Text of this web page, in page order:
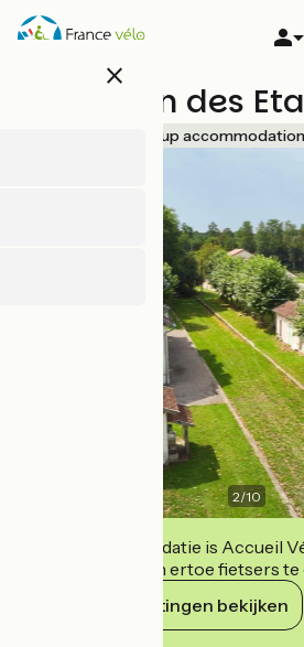
Overslaan
en
close
La Maison des
Group accommodation
2/10
Deze accommodatie is Accueil
en verbindt zich ertoe fietsers
Haar verplichtingen bekijken